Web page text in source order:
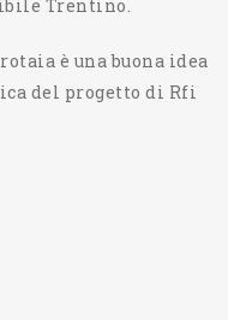
Trentino.
è una buona idea
del progetto di Rfi